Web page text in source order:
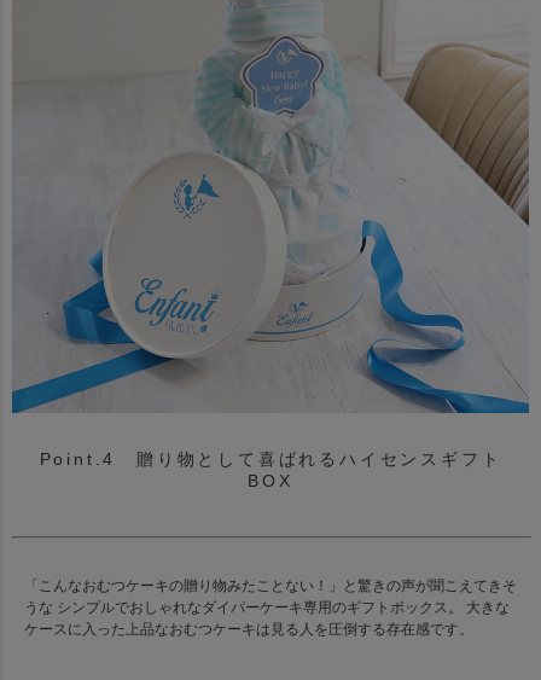
Point.4 贈り物として喜ばれるハイセンスギフト
BOX
「こんなおむつケーキの贈り物みたことない！」と驚きの声が聞こえてきそ
うな シンプルでおしゃれなダイパーケーキ専用のギフトボックス。 大きな
ケースに入った上品なおむつケーキは見る人を圧倒する存在感です。